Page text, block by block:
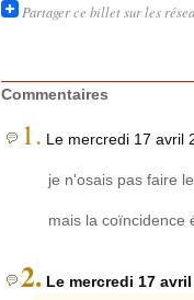
Partager ce billet sur les
Commentaires
1. Le mercredi 17 avril
je n'osais pas faire
mais la coïncidence
2. Le mercredi 17